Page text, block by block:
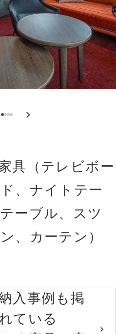
具（テレビボー
、ナイトテー
ーブル、スツ
、カーテン）
入事例も掲
ている